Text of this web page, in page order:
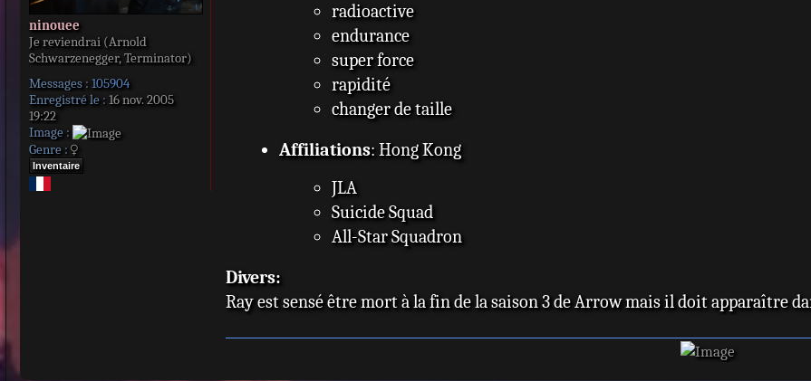
ninouee
Je reviendrai (Arnold
Schwarzenegger, Terminator)
Messages : 105904
Enregistré le : 16 nov. 2005
19:22
Image :
Genre :
Inventaire
radioactive
endurance
super force
rapidité
changer de taille
Affiliations: Hong Kong
JLA
Suicide Squad
All-Star Squadron
Divers:
Ray est sensé être mort à la fin de la saison 3 de Arrow mais il doit apparaître